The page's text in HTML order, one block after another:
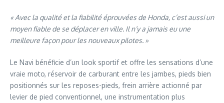
« Avec la qualité et la fiabilité éprouvées de Honda, c’est aussi un
moyen fiable de se déplacer en ville. Il n’y a jamais eu une
meilleure façon pour les nouveaux pilotes. »
Le Navi bénéficie d’un look sportif et offre les sensations d’une
vraie moto, réservoir de carburant entre les jambes, pieds bien
positionnés sur les reposes-pieds, frein arrière actionné par
levier de pied conventionnel, une instrumentation plus